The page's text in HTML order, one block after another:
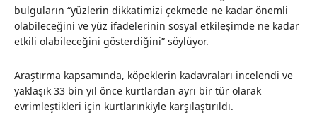
bulguların “yüzlerin dikkatimizi çekmede ne kadar önemli
olabileceğini ve yüz ifadelerinin sosyal etkileşimde ne kadar
etkili olabileceğini gösterdiğini” söylüyor.
Araştırma kapsamında, köpeklerin kadavraları incelendi ve
yaklaşık 33 bin yıl önce kurtlardan ayrı bir tür olarak
evrimleştikleri için kurtlarınkiyle karşılaştırıldı.